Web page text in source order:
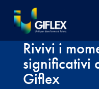
Rivivi i
significativi
Giflex